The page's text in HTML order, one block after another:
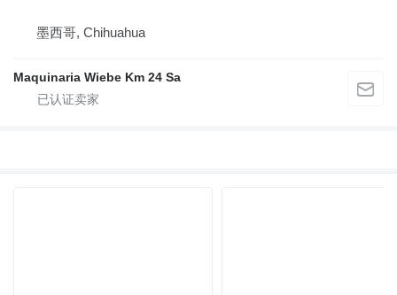
墨西哥, Chihuahua
Maquinaria Wiebe Km 24 Sa